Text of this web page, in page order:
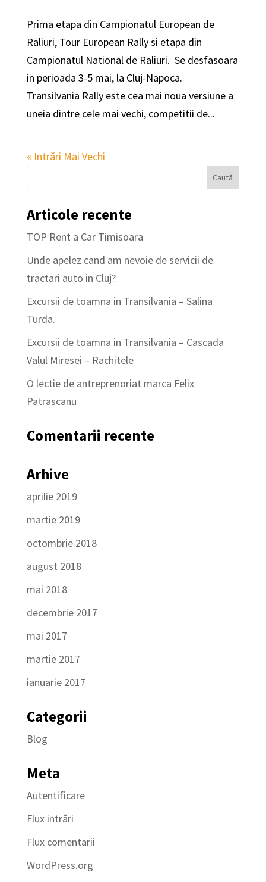
Prima etapa din Campionatul European de
Raliuri, Tour European Rally si etapa din
Campionatul National de Raliuri. Se desfasoara
in perioada 3-5 mai, la Cluj-Napoca.
Transilvania Rally este cea mai noua versiune a
uneia dintre cele mai vechi, competitii de...
« Intrări Mai Vechi
Articole recente
TOP Rent a Car Timisoara
Unde apelez cand am nevoie de servicii de
tractari auto in Cluj?
Excursii de toamna in Transilvania – Salina
Turda.
Excursii de toamna in Transilvania – Cascada
Valul Miresei – Rachitele
O lectie de antreprenoriat marca Felix
Patrascanu
Comentarii recente
Arhive
aprilie 2019
martie 2019
octombrie 2018
august 2018
mai 2018
decembrie 2017
mai 2017
martie 2017
ianuarie 2017
Categorii
Blog
Meta
Autentificare
Flux intrări
Flux comentarii
WordPress.org